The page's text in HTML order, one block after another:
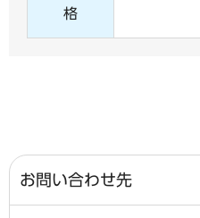
格
お問い合わせ先